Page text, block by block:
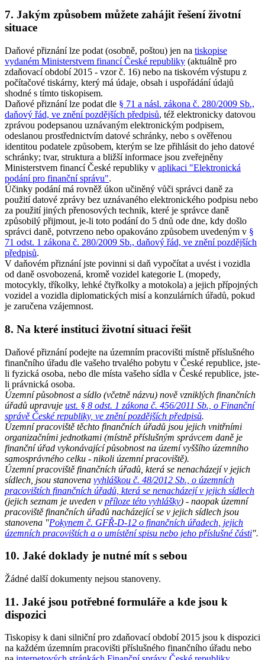
7. Jakým způsobem můžete zahájit řešení životní
situace
Daňové přiznání lze podat (osobně, poštou) jen na tiskopise
vydaném Ministerstvem financí České republiky (aktuálně pro
zdaňovací období 2015 - vzor č. 16) nebo na tiskovém výstupu z
počítačové tiskárny, který má údaje, obsah i uspořádání údajů
shodné s tímto tiskopisem.
Daňové přiznání lze podat dle § 71 a násl. zákona č. 280/2009 Sb.,
daňový řád, ve znění pozdějších předpisů, též elektronicky datovou
zprávou podepsanou uznávaným elektronickým podpisem,
odeslanou prostřednictvím datové schránky, nebo s ověřenou
identitou podatele způsobem, kterým se lze přihlásit do jeho datové
schránky; tvar, struktura a bližší informace jsou zveřejněny
Ministerstvem financí České republiky v aplikaci "Elektronická
podání pro finanční správu".
Účinky podání má rovněž úkon učiněný vůči správci daně za
použití datové zprávy bez uznávaného elektronického podpisu nebo
za použití jiných přenosových technik, které je správce daně
způsobilý přijmout, je-li toto podání do 5 dnů ode dne, kdy došlo
správci daně, potvrzeno nebo opakováno způsobem uvedeným v §
71 odst. 1 zákona č. 280/2009 Sb., daňový řád, ve znění pozdějších
předpisů.
V daňovém přiznání jste povinni si daň vypočítat a uvést i vozidla
od daně osvobozená, kromě vozidel kategorie L (mopedy,
motocykly, tříkolky, lehké čtyřkolky a motokola) a jejich přípojných
vozidel a vozidla diplomatických misí a konzulárních úřadů, pokud
je zaručena vzájemnost.
8. Na které instituci životní situaci řešit
Daňové přiznání podejte na územním pracovišti místně příslušného
finančního úřadu dle vašeho trvalého pobytu v České republice, jste-
li fyzická osoba, nebo dle místa vašeho sídla v České republice, jste-
li právnická osoba.
Územní působnost a sídlo (včetně názvu) nově vzniklých finančních
úřadů upravuje ust. § 8 odst. 1 zákona č. 456/2011 Sb., o Finanční
správě České republiky, ve znění pozdějších předpisů.
Územní pracoviště těchto finančních úřadů jsou jejich vnitřními
organizačními jednotkami (místně příslušným správcem daně je
finanční úřad vykonávající působnost na území vyššího územního
samosprávného celku - nikoli územní pracoviště).
Územní pracoviště finančních úřadů, která se nenacházejí v jejich
sídlech, jsou stanovena vyhláškou č. 48/2012 Sb., o územních
pracovištích finančních úřadů, která se nenacházejí v jejich sídlech
(jejich seznam je uveden v příloze této vyhlášky) - naopak územní
pracoviště finančních úřadů nacházející se v jejich sídlech jsou
stanovena "Pokynem č. GFŘ-D-12 o finančních úřadech, jejich
územních pracovištích a o umístění spisu nebo jeho příslušné části".
10. Jaké doklady je nutné mít s sebou
Žádné další dokumenty nejsou stanoveny.
11. Jaké jsou potřebné formuláře a kde jsou k
dispozici
Tiskopisy k dani silniční pro zdaňovací období 2015 jsou k dispozici
na každém územním pracovišti příslušného finančního úřadu nebo